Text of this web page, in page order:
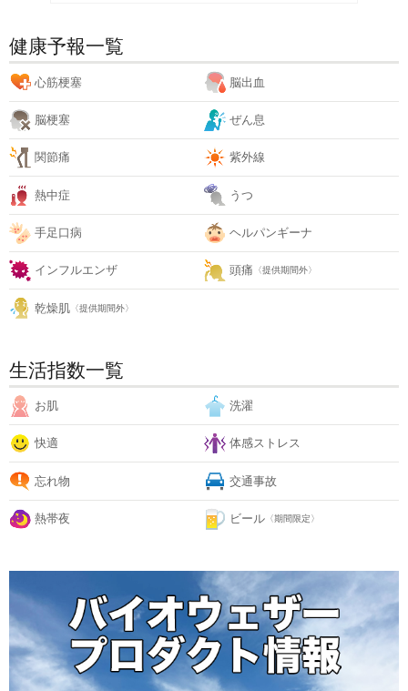
健康予報一覧
心筋梗塞 脳出血
脳梗塞 ぜん息
関節痛 紫外線
熱中症 うつ
手足口病 ヘルパンギーナ
インフルエンザ 頭痛 〈提供期間外〉
乾燥肌 〈提供期間外〉
生活指数一覧
お肌 洗濯
快適 体感ストレス
忘れ物 交通事故
熱帯夜 ビール 〈期間限定〉